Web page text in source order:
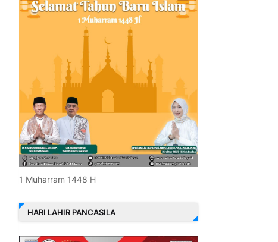
1 Muharram 1448 H
HARI LAHIR PANCASILA